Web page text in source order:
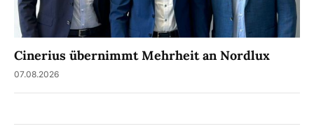
Cinerius übernimmt Mehrheit an Nordlux
07.08.2026